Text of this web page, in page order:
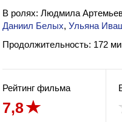
В ролях: Людмила
Даниил Белых, Ульяна
Продолжительность: 172
Рейтинг фильма
7,8